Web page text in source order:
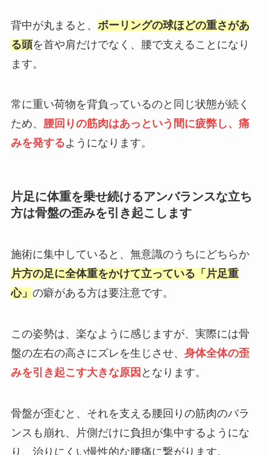
背中が丸まると、 ボーリングの球ほどの重さがあ
る頭を首や肩だけでなく、腰で支えることになり
ます。
常に重い荷物を背負っているのと同じ状態が続く
ため、 腰回りの筋肉はあっという間に疲弊し、痛
みを発するようになります。
片足に体重を乗せ続けるアンバランスな立ち
方は骨盤の歪みを引き起こします
施術に集中していると、無意識のうちにどちらか
片方の足に全体重をかけて立っている「片足重
心」 の癖がある方は要注意です。
この姿勢は、楽なように感じますが、実際には骨
盤の左右の高さにズレを生じさせ、 身体全体の歪
みを引き起こす大きな原因 となります。
骨盤が歪むと、それを支える腰回りの筋肉のバラ
ンスも崩れ、片側だけに負担が集中するようにな
り、治りにくい慢性的な腰痛に繋がります。